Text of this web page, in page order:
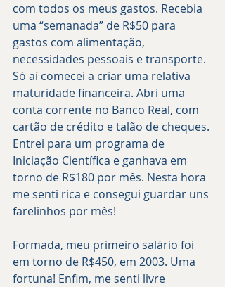
com todos os meus gastos. Recebia
uma “semanada” de R$50 para
gastos com alimentação,
necessidades pessoais e transporte.
Só aí comecei a criar uma relativa
maturidade financeira. Abri uma
conta corrente no Banco Real, com
cartão de crédito e talão de cheques.
Entrei para um programa de
Iniciação Científica e ganhava em
torno de R$180 por mês. Nesta hora
me senti rica e consegui guardar uns
farelinhos por mês!
Formada, meu primeiro salário foi
em torno de R$450, em 2003. Uma
fortuna! Enfim, me senti livre